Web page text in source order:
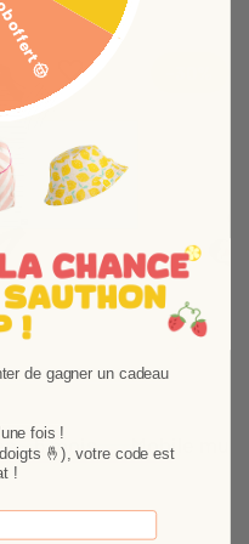
Ajouter aux favoris
Supprimer des
- 6 mois
Mobile
accompagner
mélodie et ses
🤠
de gagner un cadeau
fois !
🤞), votre code est
!